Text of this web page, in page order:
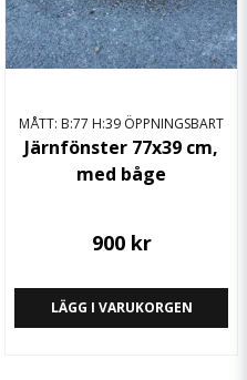
MÅTT: B:77 H:39 ÖPPNINGSBART
Järnfönster 77x39 cm,
med båge
900 kr
LÄGG I VARUKORGEN